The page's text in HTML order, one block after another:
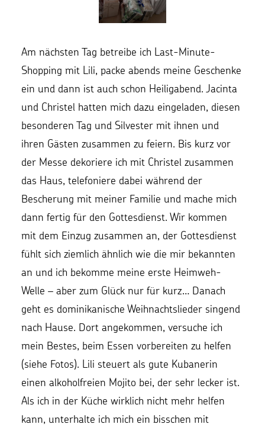
Am nächsten Tag betreibe ich Last-Minute-
Shopping mit Lili, packe abends meine Geschenke
ein und dann ist auch schon Heiligabend. Jacinta
und Christel hatten mich dazu eingeladen, diesen
besonderen Tag und Silvester mit ihnen und
ihren Gästen zusammen zu feiern. Bis kurz vor
der Messe dekoriere ich mit Christel zusammen
das Haus, telefoniere dabei während der
Bescherung mit meiner Familie und mache mich
dann fertig für den Gottesdienst. Wir kommen
mit dem Einzug zusammen an, der Gottesdienst
fühlt sich ziemlich ähnlich wie die mir bekannten
an und ich bekomme meine erste Heimweh-
Welle – aber zum Glück nur für kurz… Danach
geht es dominikanische Weihnachtslieder singend
nach Hause. Dort angekommen, versuche ich
mein Bestes, beim Essen vorbereiten zu helfen
(siehe Fotos). Lili steuert als gute Kubanerin
einen alkoholfreien Mojito bei, der sehr lecker ist.
Als ich in der Küche wirklich nicht mehr helfen
kann, unterhalte ich mich ein bisschen mit